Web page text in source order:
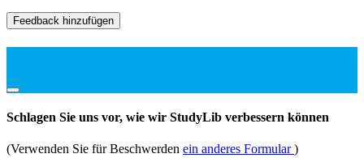
Feedback hinzufügen
Schlagen Sie uns vor, wie wir StudyLib verbessern können
(Verwenden Sie für Beschwerden ein anderes Formular)